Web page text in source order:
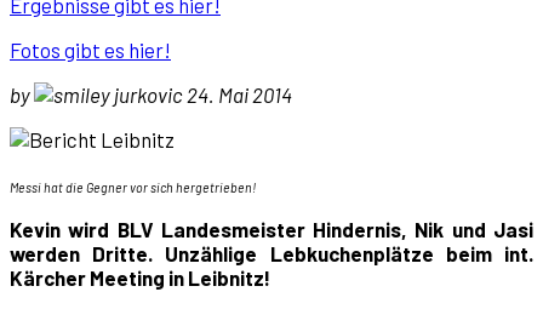
Ergebnisse gibt es hier!
Fotos gibt es hier!
by
jurkovic 24. Mai 2014
Messi hat die Gegner vor sich hergetrieben!
Kevin wird BLV Landesmeister Hindernis, Nik und Jasi
werden Dritte. Unzählige Lebkuchenplätze beim int.
Kärcher Meeting in Leibnitz!